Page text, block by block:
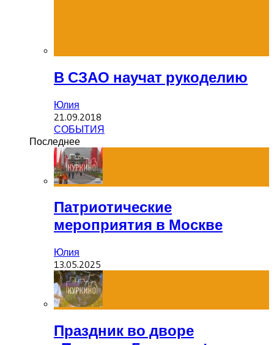
В СЗАО научат рукоделию
Юлия
21.09.2018
СОБЫТИЯ
Последнее
Патриотические
мероприятия в Москве
Юлия
13.05.2025
Праздник во дворе